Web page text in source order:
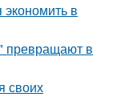
в
превращают в
своих